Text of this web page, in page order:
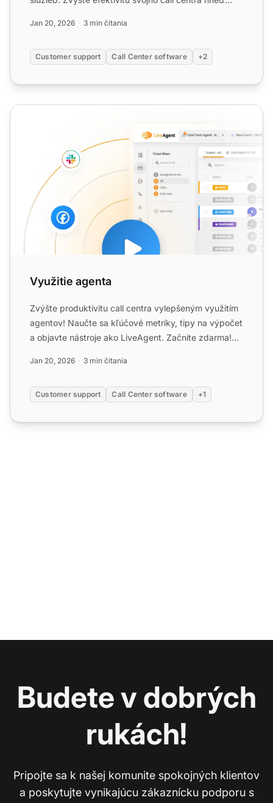
Jan 20, 2026 3 min čítania
Customer support Call Center software +2
Využitie agenta
Využitie agenta
Zvýšte produktivitu call centra vylepšeným využitím
agentov! Naučte sa kľúčové metriky, tipy na výpočet
a objavte nástroje ako LiveAgent. Začnite zdarma!...
Jan 20, 2026 3 min čítania
Customer support Call Center software +1
Budete v dobrých
rukách!
Pripojte sa k našej komunite spokojných klientov
a poskytujte vynikajúcu zákaznícku podporu s